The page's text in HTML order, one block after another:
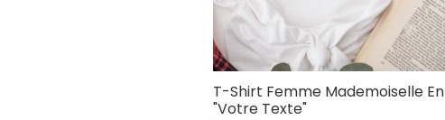
T-Shirt Femme Mademoiselle En
"Votre Texte"